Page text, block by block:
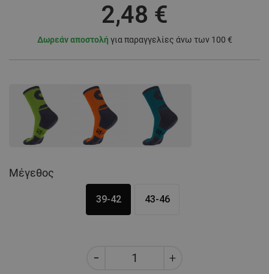
2,48 €
Δωρεάν αποστολή για παραγγελίες άνω των 100 €
Μέγεθος
39-42 43-46